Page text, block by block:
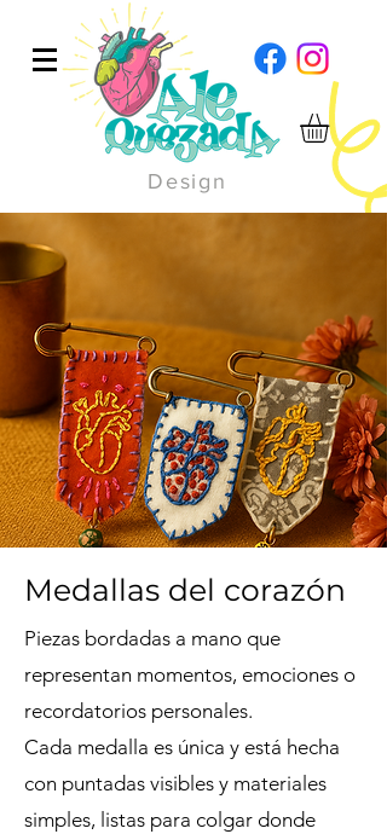
Design
Medallas del corazón
Piezas bordadas a mano que
representan momentos, emociones o
recordatorios personales.
Cada medalla es única y está hecha
con puntadas visibles y materiales
simples, listas para colgar donde